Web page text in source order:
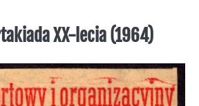
XX-lecia (1964)